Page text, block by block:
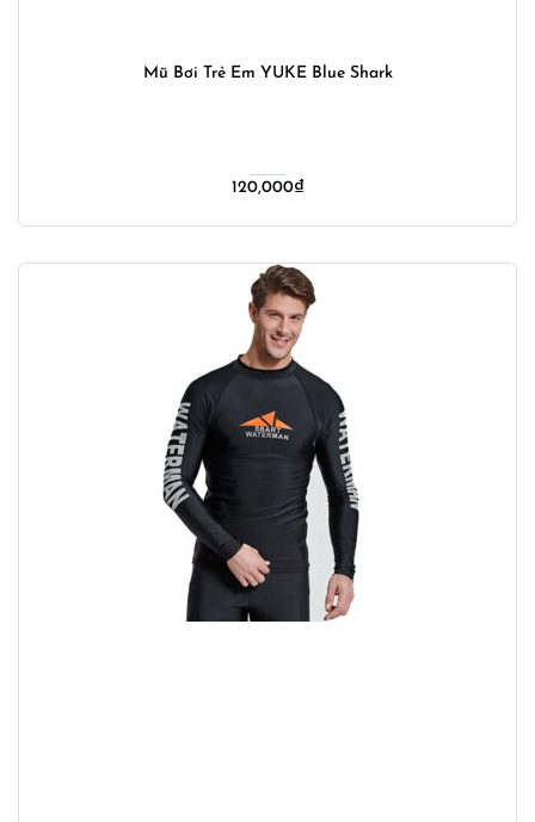
Mũ Bơi Trẻ Em YUKE Blue Shark
120,000₫